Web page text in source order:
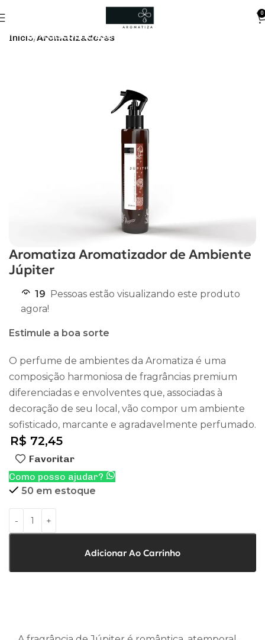
0
10% discount, use promo code: WDPILLS23
Início Aromatizadores
Aromatiza Aromatizador de Ambiente
Júpiter
19 Pessoas estão visualizando este produto
agora!
Estimule a boa sorte
O perfume de ambientes da Aromatiza é uma
composição harmoniosa de fragrâncias premium
diferenciadas e envolventes que, associadas à
decoração de seu local, vão compor um ambiente
sofisticado, marcante e agradavelmente perfumado.
R$ 72,45
Favoritar
Como posso ajudar?
50 em estoque
Adicionar Ao Carrinho